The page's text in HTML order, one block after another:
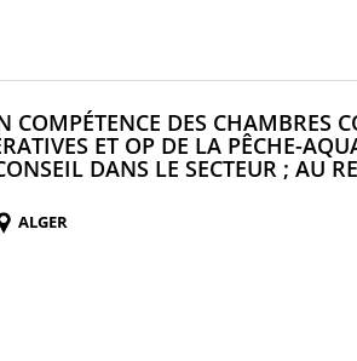
DES CHAMBRES
ET OP DE LA PÊCHE-
DANS LE SECTEUR ; AU
ALGER